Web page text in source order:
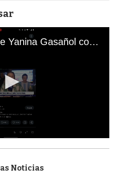
El mal momento de Yanina Gasañol con un hincha argentino en "Subrayado"
Noticias